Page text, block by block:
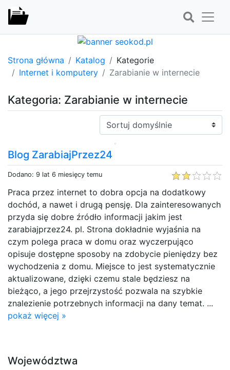
Strona główna Katalog
Kategorie
Internet i komputery
Zarabianie w internecie
Kategoria: Zarabianie w internecie
Sortuj:
Blog ZarabiajPrzez24
Dodano: 9 lat 6 miesięcy temu
Praca przez internet to dobra opcja na dodatkowy
dochód, a nawet i drugą pensję. Dla zainteresowanych
przyda się dobre źródło informacji jakim jest
zarabiajprzez24. pl. Strona dokładnie wyjaśnia na
czym polega praca w domu oraz wyczerpująco
opisuje dostępne sposoby na zdobycie pieniędzy bez
wychodzenia z domu. Miejsce to jest systematycznie
aktualizowane, dzięki czemu stale będziesz na
bieżąco, a jego przejrzystość pozwala na szybkie
znalezienie potrzebnych informacji na dany temat. ...
pokaż więcej »
Województwa